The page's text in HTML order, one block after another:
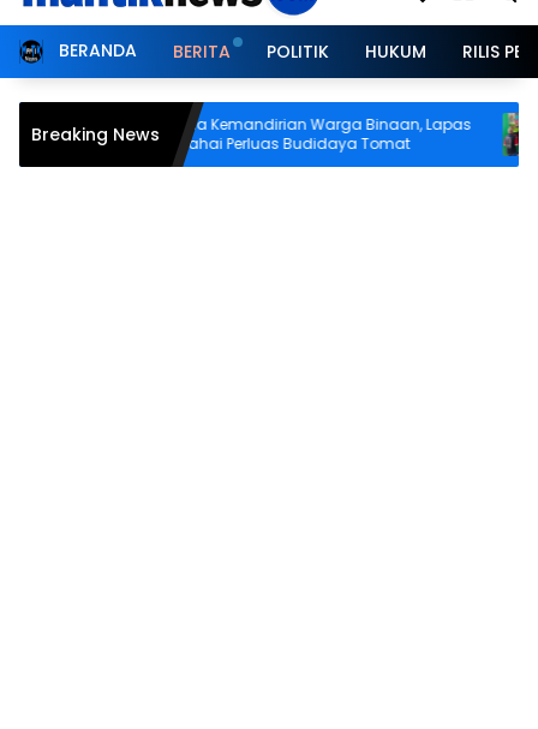
BERANDA BERITA POLITIK HUKUM RILIS
Breaking NewsBina Kemandirian Warga Binaan, Lapas
Wahai Perluas Budidaya Tomat